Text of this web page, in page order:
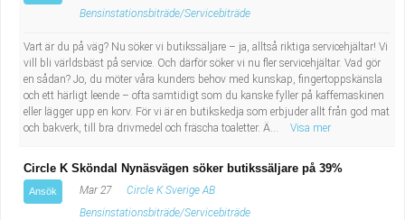
Bensinstationsbiträde/Servicebiträde
Vart är du på väg? Nu söker vi butikssäljare – ja, alltså riktiga servicehjältar! Vi
vill bli världsbäst på service. Och därför söker vi nu fler servicehjältar. Vad gör
en sådan? Jo, du möter våra kunders behov med kunskap, fingertoppskänsla
och ett härligt leende – ofta samtidigt som du kanske fyller på kaffemaskinen
eller lägger upp en korv. För vi är en butikskedja som erbjuder allt från god mat
och bakverk, till bra drivmedel och fräscha toaletter. Ä...
Visa mer
Circle K Sköndal Nynäsvägen söker butikssäljare på 39%
Ansök Mar 27
Circle K Sverige AB
Bensinstationsbiträde/Servicebiträde